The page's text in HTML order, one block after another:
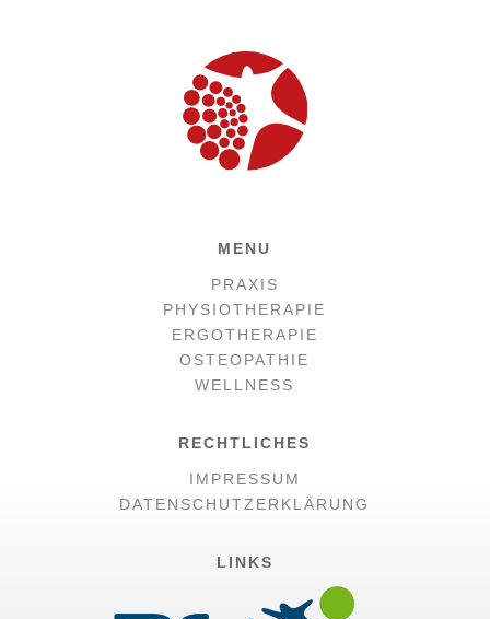
MENU
PRAXIS
PHYSIOTHERAPIE
ERGOTHERAPIE
OSTEOPATHIE
WELLNESS
RECHTLICHES
IMPRESSUM
DATENSCHUTZERKLÄRUNG
LINKS